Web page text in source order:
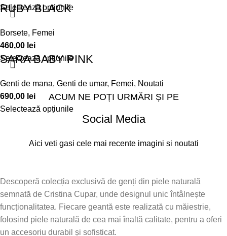
Selectează opțiunile
RUBY BLACK
Borsete, Femei
460,00 lei
Selectează opțiunile
SARA BABY PINK
Genti de mana, Genti de umar, Femei, Noutati
690,00 lei
Selectează opțiunile
ACUM NE POȚI URMĂRI ȘI PE
Social Media
Aici veti gasi cele mai recente imagini si noutati
Descoperă colecția exclusivă de genți din piele naturală
semnată de Cristina Cupar, unde designul unic întâlnește
funcționalitatea. Fiecare geantă este realizată cu măiestrie,
folosind piele naturală de cea mai înaltă calitate, pentru a oferi
un accesoriu durabil și sofisticat.